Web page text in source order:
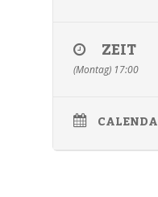
ZEIT
(Montag) 17:00